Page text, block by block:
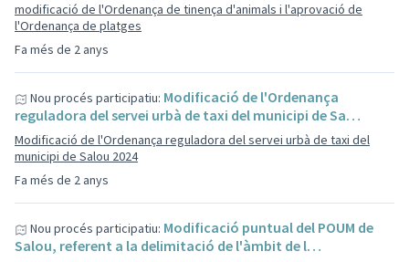
Fa més de 2 anys
modificació de l'Ordenança de tinença d'animals i l'aprovació de
l'Ordenança de platges
Fa més de 2 anys
Nou procés participatiu: Modificació de l'Ordenança
reguladora del servei urbà de taxi del municipi de Sa…
Modificació de l'Ordenança reguladora del servei urbà de taxi del
municipi de Salou 2024
Nou procés participatiu: Modificació puntual del POUM de
Salou, referent a la delimitació de l'àmbit de l…